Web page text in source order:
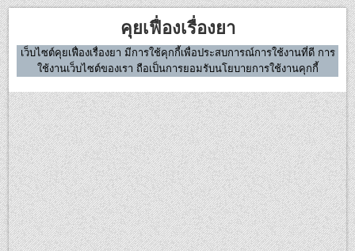
Skip
to
content
คุยเฟื่องเรื่องยา
เว็บไซต์คุยเฟื่องเรื่องยา มีการใช้คุกกี้เพื่อประสบการณ์การใช้งานที่ดี การ
ใช้งานเว็บไซต์ของเรา ถือเป็นการยอมรับนโยบายการใช้งานคุกกี้